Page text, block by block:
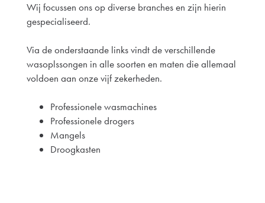
Wij focussen ons op diverse branches en zijn hierin
gespecialiseerd.
Via de onderstaande links vindt de verschillende
wasoplssongen in alle soorten en maten die allemaal
voldoen aan onze vijf zekerheden.
Professionele wasmachines
Professionele drogers
Mangels
Droogkasten